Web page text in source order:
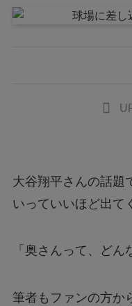
大谷翔平さんの話題
いっていいほど出て
「奥さんって、どん
筆者もファンの方か